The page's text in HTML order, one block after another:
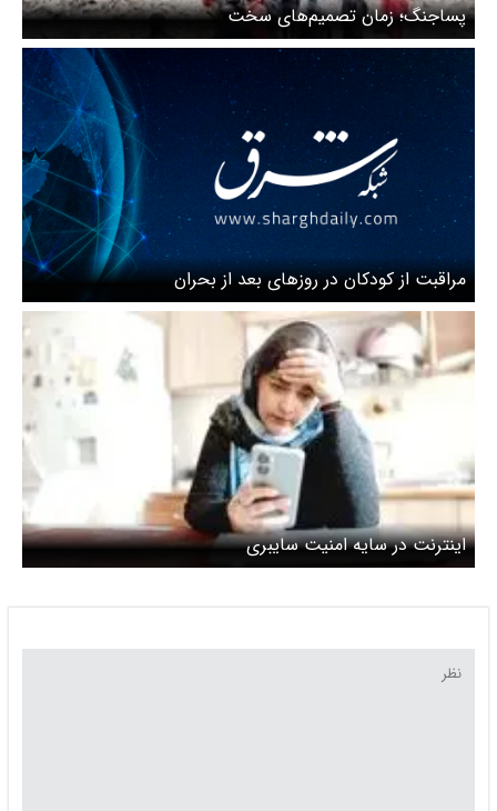
پسا‌جنگ؛ زمان تصمیم‌های سخت
مراقبت از کودکان در روزهای بعد از بحران
اینترنت در سایه امنیت سایبری